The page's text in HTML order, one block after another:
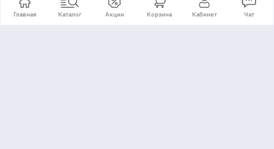
Главная Каталог Акции Корзина Кабинет Чат